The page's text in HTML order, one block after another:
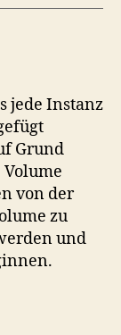
jede Instanz
Grund
Volume
von der
zu
und